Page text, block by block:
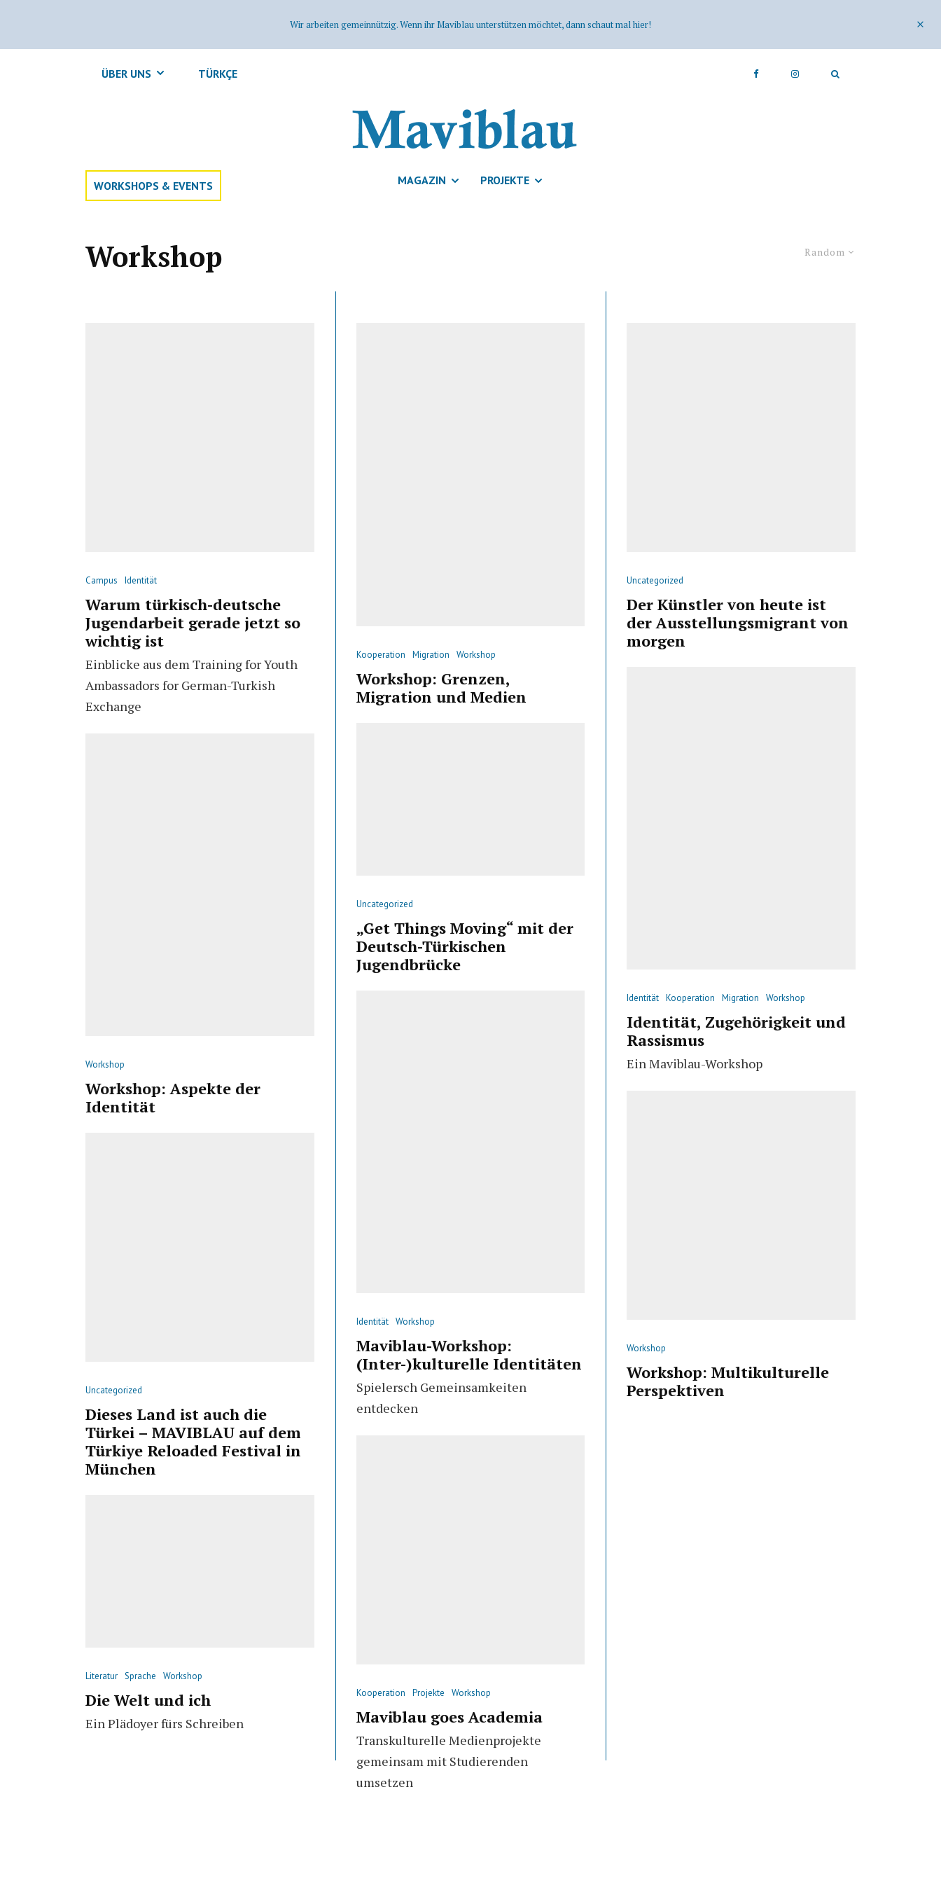
Wir arbeiten gemeinnützig. Wenn ihr Maviblau unterstützen möchtet, dann schaut mal hier!
ÜBER UNS TÜRKÇE
WORKSHOPS & EVENTS MAGAZIN PROJEKTE
Random
Workshop
Campus Identität
Warum türkisch-deutsche
Jugendarbeit gerade jetzt so
wichtig ist
Einblicke aus dem Training for Youth
Ambassadors for German-Turkish
Exchange
Workshop
Workshop: Aspekte der
Identität
Uncategorized
Dieses Land ist auch die
Türkei – MAVIBLAU auf dem
Türkiye Reloaded Festival in
München
Literatur Sprache Workshop
Die Welt und ich
Ein Plädoyer fürs Schreiben
Kooperation Migration Workshop
Workshop: Grenzen,
Migration und Medien
Uncategorized
„Get Things Moving“ mit der
Deutsch-Türkischen
Jugendbrücke
Identität Workshop
Maviblau-Workshop:
(Inter-)kulturelle Identitäten
Spielersch Gemeinsamkeiten
entdecken
Kooperation Projekte Workshop
Maviblau goes Academia
Transkulturelle Medienprojekte
gemeinsam mit Studierenden
umsetzen
Uncategorized
Der Künstler von heute ist
der Ausstellungsmigrant von
morgen
Identität Kooperation Migration Workshop
Identität, Zugehörigkeit und
Rassismus
Ein Maviblau-Workshop
Workshop
Workshop: Multikulturelle
Perspektiven